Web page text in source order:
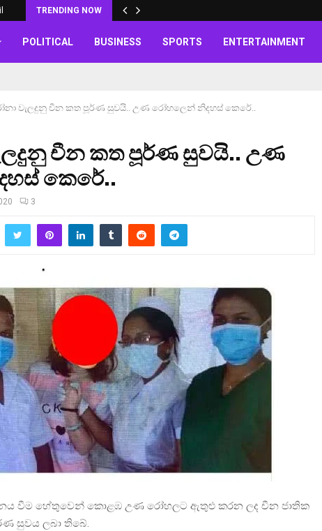
TRENDING NOW
POLITICAL BUSINESS SPORTS ENTERTAINMENT
වැලදුනු චීන කත පූර්ණ සුවයි.. උණ රෝහලෙන් නිදහස් කෙරේ..
චීන කත පූර්ණ සුවයි.. උණ
කෙරේ..
3
වීම හේතුවෙන් කොළඹ උණ රෝහලට ඇතුළු කරන ලද චීන ජාතික
සුවය ලබා තිබේ.